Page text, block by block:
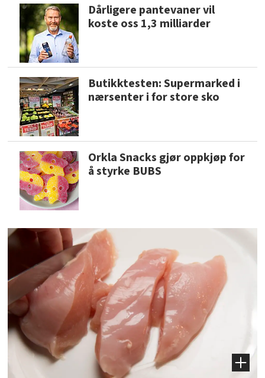
Dårligere pantevaner vil
koste oss 1,3 milliarder
Butikktesten: Supermarked i
nærsenter i for store sko
Orkla Snacks gjør oppkjøp for
å styrke BUBS